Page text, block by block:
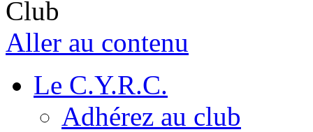
Aller au contenu
Le C.Y.R.C.
Adhérez au club